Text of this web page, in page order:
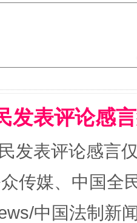
"炒
发表评论感
发表评论感言
传媒、中国全
中国法制新